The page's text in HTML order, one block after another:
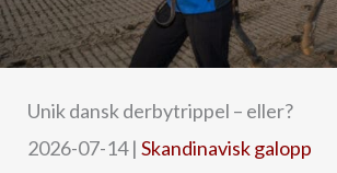
Unik dansk derbytrippel – eller?
2026-07-14| Skandinavisk galopp